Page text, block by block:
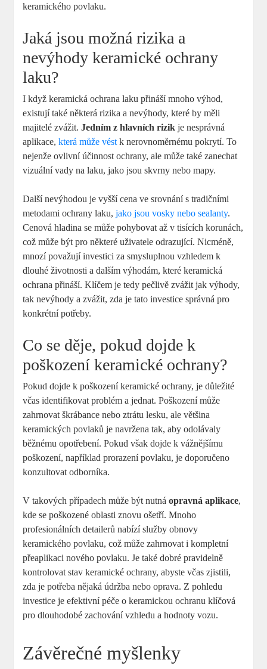
keramického povlaku.
Jaká jsou možná rizika a
‍nevýhody keramické ochrany
laku?
I když keramická ochrana laku přináší‍ mnoho‌ výhod,
existují také některá rizika ⁣a nevýhody, které by měli
majitelé zvážit.Jedním z hlavních rizik je ⁤nesprávná
aplikace, ‍která může vést k nerovnoměrnému pokrytí. To
⁢nejenže ovlivní účinnost ochrany, ‍ale může⁤ také zanechat
vizuální vady na laku, jako jsou skvrny nebo mapy.
Další nevýhodou je vyšší cena‌ ve srovnání s tradičními⁣
metodami ochrany laku,jako jsou vosky nebo sealanty.
Cenová hladina se může pohybovat až v tisících korunách,
což může ⁢být pro některé uživatele odrazující. Nicméně,​
mnozí považují ​investici‍ za smysluplnou vzhledem k
dlouhé životnosti⁣ a dalším výhodám,⁢ které keramická‌
ochrana přináší. Klíčem je ‍tedy ⁣pečlivě⁢ zvážit jak výhody,
tak nevýhody a ⁤zvážit,​ zda⁣ je tato investice správná pro
konkrétní potřeby.
Co se děje, pokud dojde k
poškození keramické ochrany?
Pokud dojde k poškození ‍keramické ochrany, je důležité
včas identifikovat ​problém a jednat. Poškození může
zahrnovat škrábance nebo ztrátu lesku,​ ale většina⁣
keramických​ povlaků⁢ je⁤ navržena tak, aby odolávaly
běžnému opotřebení. Pokud však⁤ dojde k vážnějšímu
poškození,​ například prorazení povlaku, je doporučeno
konzultovat odborníka.
V takových případech může být ⁤nutnáopravná ⁤aplikace,
kde se⁤ poškozené oblasti znovu ošetří.​ Mnoho
profesionálních detailerů nabízí služby obnovy
‌keramického povlaku, což ‍může‌ zahrnovat i kompletní
přeaplikaci nového povlaku. ‌Je také dobré pravidelně
kontrolovat stav keramické ochrany, abyste včas ‍zjistili,
zda je potřeba ​nějaká údržba nebo oprava.​ Z pohledu
investice je ⁤efektivní péče o keramickou ochranu klíčová
pro dlouhodobé zachování‌ vzhledu a hodnoty vozu.
Závěrečné myšlenky